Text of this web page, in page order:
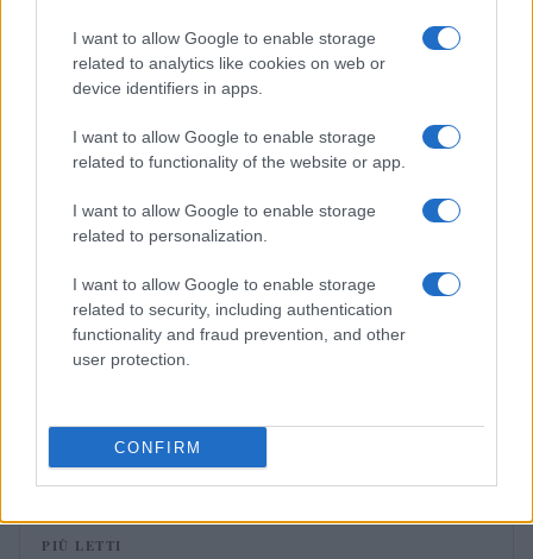
I want to allow Google to enable storage
related to analytics like cookies on web or
device identifiers in apps.
I want to allow Google to enable storage
related to functionality of the website or app.
I want to allow Google to enable storage
related to personalization.
I want to allow Google to enable storage
related to security, including authentication
functionality and fraud prevention, and other
user protection.
CONFIRM
PEOPLE NEWS
storytelling
Cristian Castiglioni · 4 Ago 2026
PIÙ LETTI